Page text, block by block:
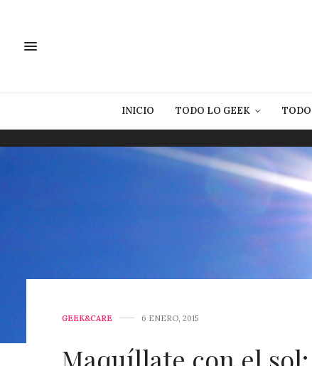
INICIO TODO LO GEEK
GEEK&CARE 6 ENERO, 2015
Maquíllate con el